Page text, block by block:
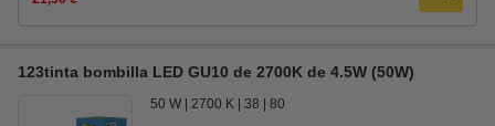
123tinta bombilla LED GU10 de 2700K de 4.5W (50W)
50 W 2700 K 38 80